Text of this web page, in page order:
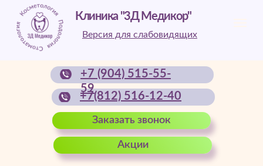
Версия для слабовидящих
+7 (904) 515-55-
59
+7(812) 516-12-40
Клиника "3Д Медикор"
Заказать звонок
Акции